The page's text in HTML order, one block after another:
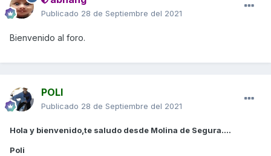
Publicado 28 de Septiembre del 2021
Bienvenido al foro.
POLI
Publicado 28 de Septiembre del 2021
Hola y bienvenido,te saludo desde Molina de Segura....
Poli